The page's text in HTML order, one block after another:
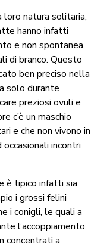
natura solitaria,
hanno infatti
e non spontanea,
di branco. Questo
ben preciso nella
solo durante
preziosi ovuli e
c’è un maschio
e che non vivono in
incontri
è tipico infatti sia
i grossi felini
i conigli, le quali a
l’accoppiamento,